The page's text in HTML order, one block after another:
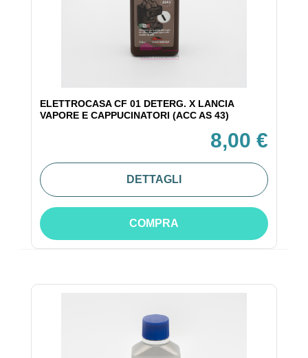
ELETTROCASA CF 01 DETERG. X LANCIA
VAPORE E CAPPUCINATORI (ACC AS 43)
8,00 €
DETTAGLI
COMPRA